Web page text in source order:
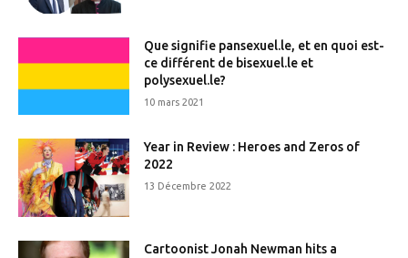
Que signifie pansexuel.le, et en quoi est-
ce différent de bisexuel.le et
polysexuel.le?
10 mars 2021
Year in Review : Heroes and Zeros of
2022
13 Décembre 2022
Cartoonist Jonah Newman hits a